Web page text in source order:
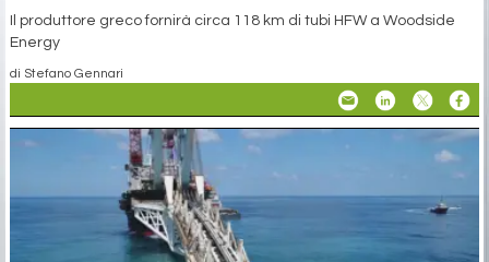
Il produttore greco fornirà circa 118 km di tubi HFW a Woodside
Energy
di Stefano Gennari